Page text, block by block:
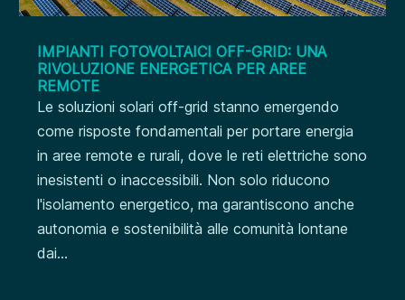
IMPIANTI FOTOVOLTAICI OFF-GRID: UNA
RIVOLUZIONE ENERGETICA PER AREE
REMOTE
Le soluzioni solari off-grid stanno emergendo
come risposte fondamentali per portare energia
in aree remote e rurali, dove le reti elettriche sono
inesistenti o inaccessibili. Non solo riducono
l'isolamento energetico, ma garantiscono anche
autonomia e sostenibilità alle comunità lontane
dai...